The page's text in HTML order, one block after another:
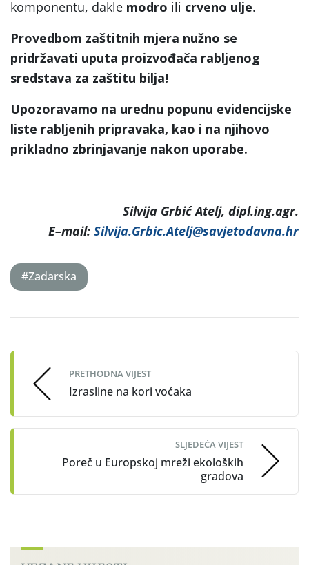
komponentu, dakle modro ili crveno ulje.
Provedbom zaštitnih mjera nužno se
pridržavati uputa proizvođača rabljenog
sredstava za zaštitu bilja!
Upozoravamo na urednu popunu evidencijske
liste rabljenih pripravaka, kao i na njihovo
prikladno zbrinjavanje nakon uporabe.
Silvija Grbić Atelj, dipl.ing.agr.
E–mail: Silvija.Grbic.Atelj@savjetodavna.hr
#Zadarska
navigation
PRETHODNA VIJEST
Izrasline na kori voćaka
SLJEDEĆA VIJEST
Poreč u Europskoj mreži ekoloških
gradova